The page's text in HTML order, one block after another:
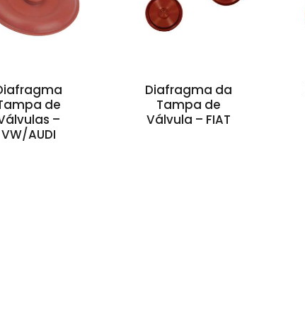
de
–
VW/AUDI
Diafragma da
Tampa de
Válvula – FIAT